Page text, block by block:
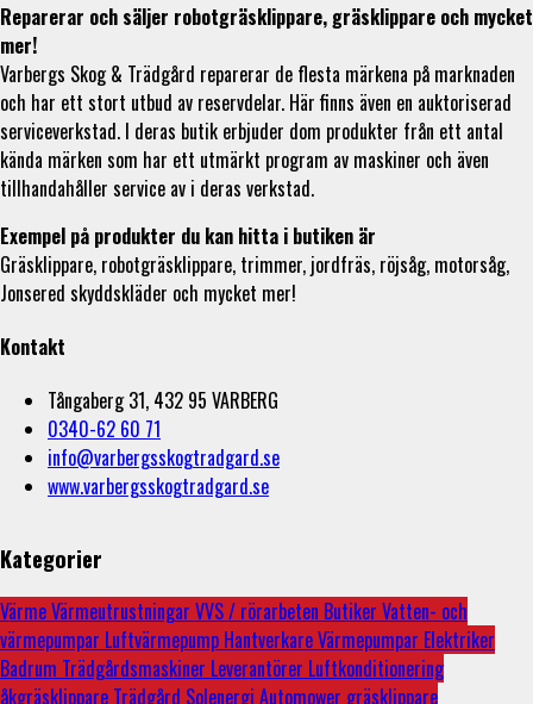
Reparerar och säljer robotgräsklippare, gräsklippare och mycket
mer!
Varbergs Skog & Trädgård reparerar de flesta märkena på marknaden
och har ett stort utbud av reservdelar. Här finns även en auktoriserad
serviceverkstad. I deras butik erbjuder dom produkter från ett antal
kända märken som har ett utmärkt program av maskiner och även
tillhandahåller service av i deras verkstad.
Exempel på produkter du kan hitta i butiken är
Gräsklippare, robotgräsklippare, trimmer, jordfräs, röjsåg, motorsåg,
Jonsered skyddskläder och mycket mer!
Kontakt
Tångaberg 31, 432 95 VARBERG
0340-62 60 71
info@varbergsskogtradgard.se
www.varbergsskogtradgard.se
Kategorier
VärmeVärmeutrustningar VVS / rörarbeten Butiker Vatten- och
värmepumpar Luftvärmepump HantverkareVärmepumpar Elektriker
Badrum Trädgårdsmaskiner Leverantörer Luftkonditionering
åkgräsklippare Trädgård Solenergi Automower gräsklippare